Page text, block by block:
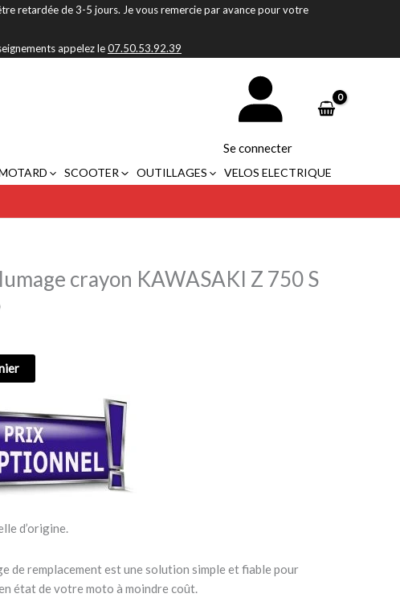
retardée de 3-5 jours. Je vous remercie par avance pour votre
appelez le07.50.53.92.39
Se connecter
SCOOTER OUTILLAGES VELOS ELECTRIQUE
crayon KAWASAKI Z 750 S
d’origine.
de remplacement est une solution simple et fiable pour
état de votre moto à moindre coût.